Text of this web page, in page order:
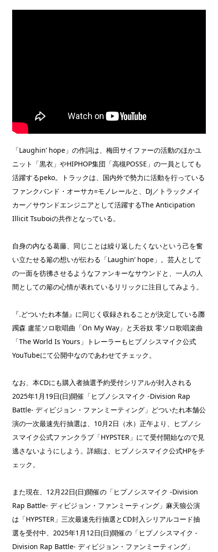
「Laughin’ hope」の作詞は、梅田サイファーの活動のほかユ
ニット「黒衣」やHIPHOP集団「高槻POSSE」の一員としても
活躍するpeko。トラックは、国内外で勢力に活動を行っている
ファンクバンド・オーサカ=モノレールと、DJ／トラックメイ
カー／サウンドエンジニアとして活躍するThe Anticipation
Illicit Tsuboiの共作となっている。
自身の内なる葛藤、同じことは繰り返したくないという己を奮
い立たせる簓の想いが伝わる「Laughin’ hope」。芸人として
の一面を彷彿させるようなファンキーなサウンドと、一人の人
間としての簓の心情が表れているリリックに注目してみよう。
『.どついたれ本舗』に同じく収録されることが決定している躑
躅森 盧笙ソロ歌唱曲「On My Way」と天谷奴 零ソロ歌唱楽曲
「The World Is Yours」トレーラーもヒプノシスマイク公式
YouTubeにて公開中なのであわせてチェック。
なお、本CDにも購入者抽選予約受付シリアルが封入される
2025年1月19日(日)開催「ヒプノシスマイク -Division Rap
Battle- ディビジョン・ファンミーティング」どついたれ本舗公
演の一次最速先行抽選は、10月2日（水）正午より、ヒプノシ
スマイク公式ファンクラブ「HYPSTER」にて受付開始なので見
逃さないようにしよう。詳細は、ヒプノシスマイク公式HPをチ
ェック。
また現在、12月22日(日)開催の「ヒプノシスマイク -Division
Rap Battle- ディビジョン・ファンミーティング」麻天狼公演
は「HYPSTER」三次最速先行抽選とCD封入シリアルコード抽
選を受付中、2025年1月12日(日)開催の「ヒプノシスマイク -
Division Rap Battle- ディビジョン・ファンミーティング」